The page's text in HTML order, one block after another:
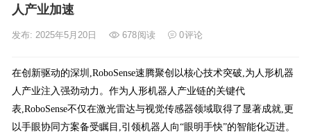
人产业加速
发布: 2025年5月20日 678阅读 0评论
在创新驱动的深圳,RoboSense速腾聚创以核心技术突破,为人形机器
人产业注入强劲动力。作为人形机器人产业链的关键代
表,RoboSense不仅在激光雷达与视觉传感器领域取得了显著成就,更
以手眼协同方案备受瞩目,引领机器人向“眼明手快”的智能化迈进。